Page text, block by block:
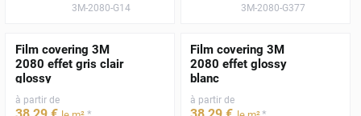
3M-2080-G14 3M-2080-G377
Film covering 3M
2080 effet gris clair
glossy
à partir de
Film covering 3M
2080 effet glossy
blanc
à partir de